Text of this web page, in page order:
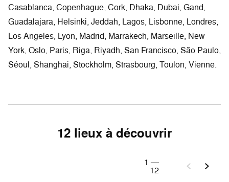
Casablanca, Copenhague, Cork, Dhaka, Dubai, Gand,
Guadalajara, Helsinki, Jeddah, Lagos, Lisbonne, Londres,
Los Angeles, Lyon, Madrid, Marrakech, Marseille, New
York, Oslo, Paris, Riga, Riyadh, San Francisco, São Paulo,
Séoul, Shanghai, Stockholm, Strasbourg, Toulon, Vienne.
12 lieux à découvrir
1 —
12